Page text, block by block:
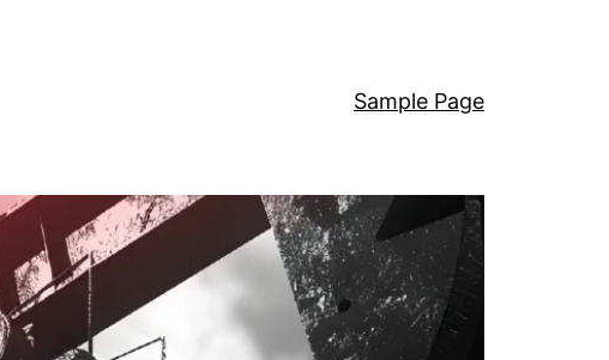
Sample Page